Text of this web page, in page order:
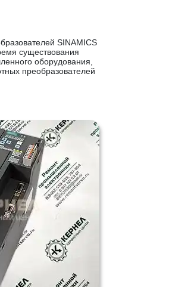
SINAMICS
существования
оборудования,
преобразователей